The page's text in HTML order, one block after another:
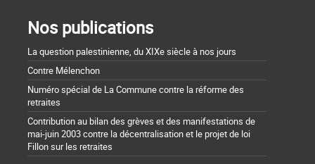
Nos publications
La question palestinienne, du XIXe siècle à nos jours
Contre Mélenchon
Numéro spécial de La Commune contre la réforme des
retraites
Contribution au bilan des grèves et des manifestations de
mai-juin 2003 contre la décentralisation et le projet de loi
Fillon sur les retraites